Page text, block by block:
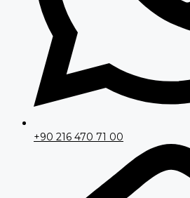
+90 216 470 71 00